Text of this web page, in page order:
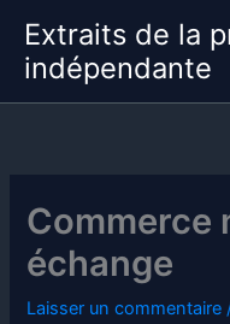
contenu
Extraits de la
indépendante
Commerce
échange
Laisser un commentaire